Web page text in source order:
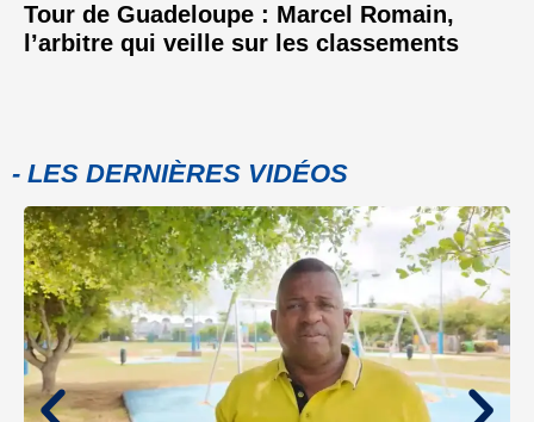
Tour de Guadeloupe : Marcel Romain,
l’arbitre qui veille sur les classements
- LES DERNIÈRES VIDÉOS